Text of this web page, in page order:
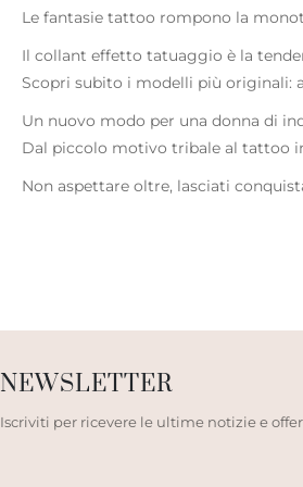
Le fantasie tattoo rompono la
Il collant effetto tatuaggio è la
Scopri subito i modelli più originali:
Un nuovo modo per una donna di
Dal piccolo motivo tribale al tattoo
Non aspettare oltre, lasciati
NEWSLETTER
Iscriviti per ricevere le ultime notizie e